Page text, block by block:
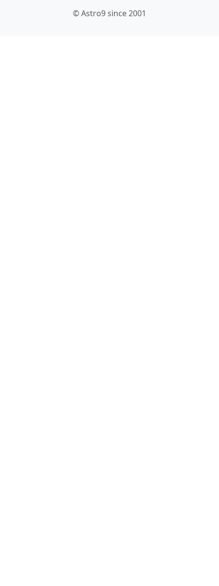
© Astro9 since 2001